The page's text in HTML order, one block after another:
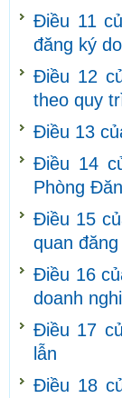
Điều 11
đăng ký
Điều 12
theo quy
Điều 13
Điều 14
Phòng
Điều 15
quan
Điều 16
doanh
Điều 17
lẫn
Điều 18